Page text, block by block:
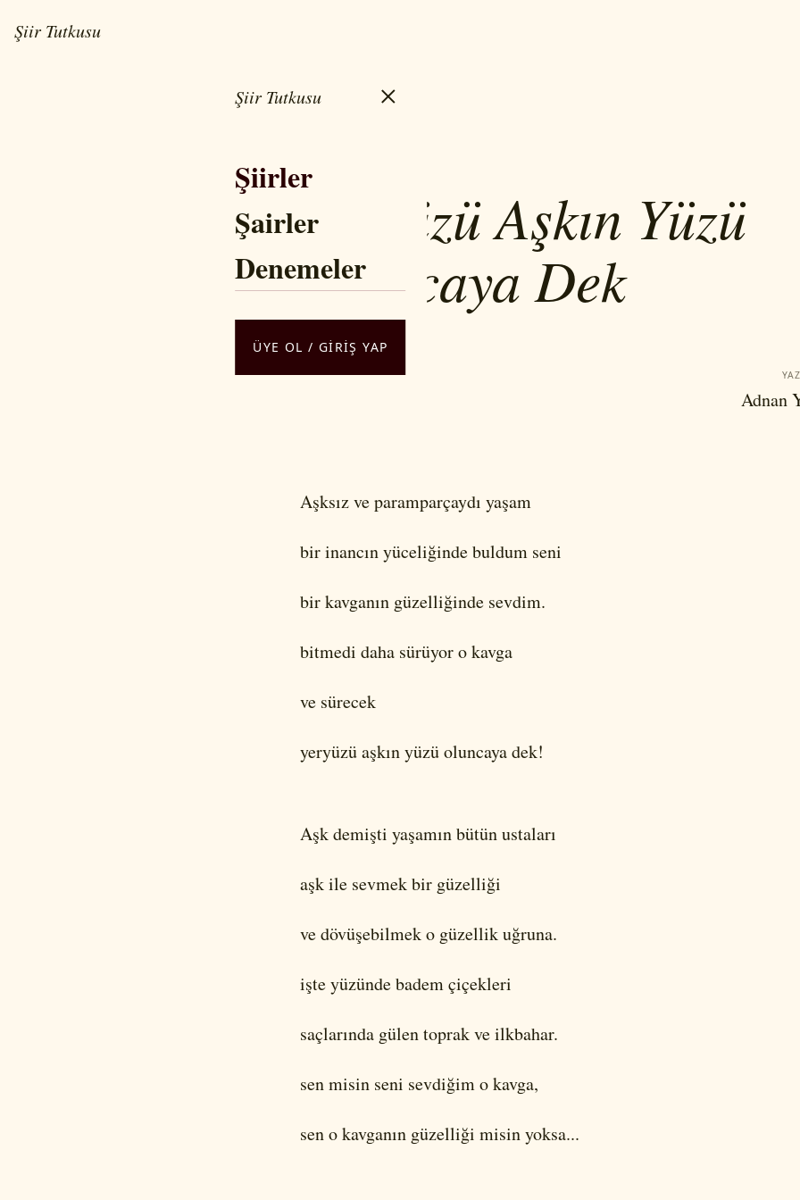
Şiir Tutkusu
Şiir Tutkusu
Şiirler
Şairler
Denemeler
ÜYE OL / GIRIŞ YAP
Yeryüzü Aşkın Yüzü
Oluncaya Dek
Adnan
Aşksız ve paramparçaydı yaşam
bir inancın yüceliğinde buldum seni
bir kavganın güzelliğinde sevdim.
bitmedi daha sürüyor o kavga
ve sürecek
yeryüzü aşkın yüzü oluncaya dek!
Aşk demişti yaşamın bütün ustaları
aşk ile sevmek bir güzelliği
ve dövüşebilmek o güzellik uğruna.
işte yüzünde badem çiçekleri
saçlarında gülen toprak ve ilkbahar.
sen misin seni sevdiğim o kavga,
sen o kavganın güzelliği misin yoksa...